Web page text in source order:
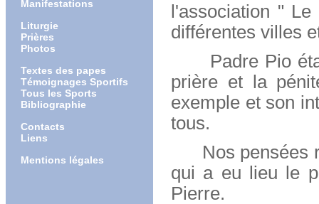
Manifestations
Liturgie
Prières
Photos
Textes des papes
Témoignages Sportifs
Tous les Sports
Bibliographie
Contacts
Liens
Mentions légales
l'association "
différentes villes
Padre Pio était
prière et la
exemple et son
tous.
Nos pensées
qui a eu lieu le
Pierre.